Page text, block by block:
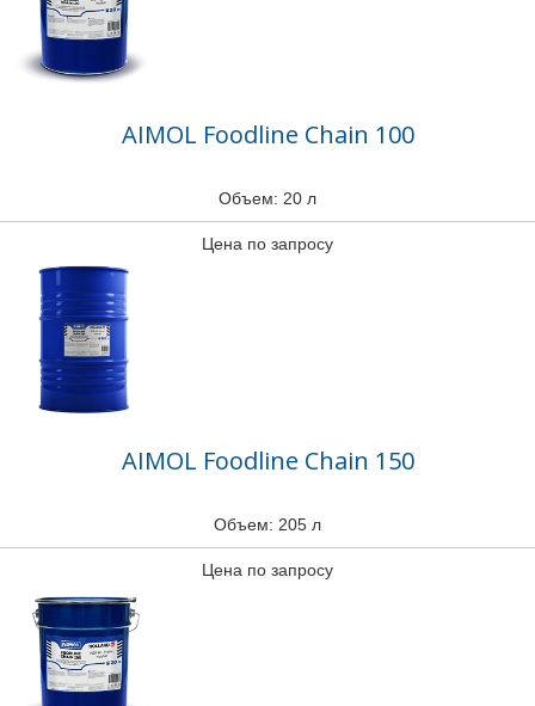
AIMOL Foodline Chain 100
Объем: 20 л
Цена по запросу
AIMOL Foodline Chain 150
Объем: 205 л
Цена по запросу